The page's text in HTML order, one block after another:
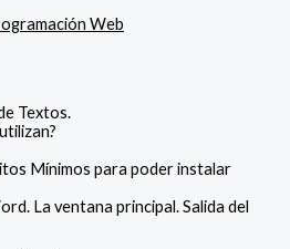
Web
Textos.
Mínimos para poder instalar
La ventana principal. Salida del